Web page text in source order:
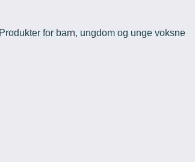
Produkter for barn, ungdom og unge voksne